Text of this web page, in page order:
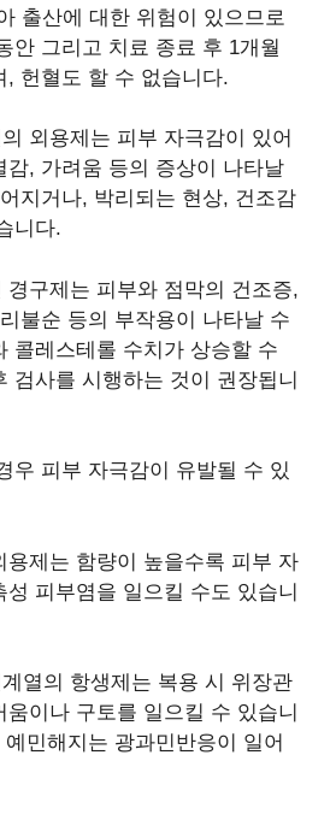
출산에 대한 위험이 있으므로
안 그리고 치료 종료 후 1개월
, 헌혈도 할 수 없습니다.
외용제는 피부 자극감이 있어
감, 가려움 등의 증상이 나타날
지거나, 박리되는 현상, 건조감
니다.
구제는 피부와 점막의 건조증,
불순 등의 부작용이 나타날 수
콜레스테롤 수치가 상승할 수
검사를 시행하는 것이 권장됩니
우 피부 자극감이 유발될 수 있
제는 함량이 높을수록 피부 자
성 피부염을 일으킬 수도 있습니
열의 항생제는 복용 시 위장관
움이나 구토를 일으킬 수 있습니
민해지는 광과민반응이 일어